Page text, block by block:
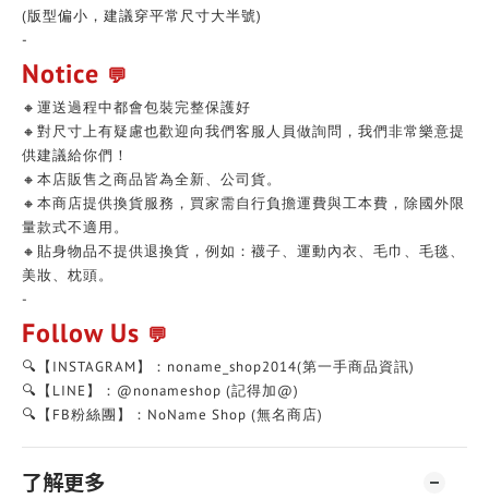
(版型偏小，建議穿平常尺寸大半號)
-
Notice 💬
🔸運送過程中都會包裝完整保護好
🔸對尺寸上有疑慮也歡迎向我們客服人員做詢問，我們非常樂意提
供建議給你們！
🔸本店販售之商品皆為全新、公司貨。
🔸本商店提供換貨服務，買家需自行負擔運費與工本費，除國外限
量款式不適用。
🔸貼身物品不提供退換貨，例如：襪子、運動內衣、毛巾、毛毯、
美妝、枕頭。
-
Follow Us 💬
🔍【INSTAGRAM】：noname_shop2014(第一手商品資訊)
🔍【LINE】：@nonameshop (記得加@)
🔍【FB粉絲團】：NoName Shop (無名商店)
了解更多